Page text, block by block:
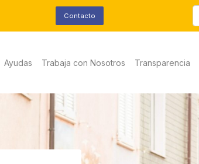
Contacto
Ayudas Trabaja con Nosotros Transparencia